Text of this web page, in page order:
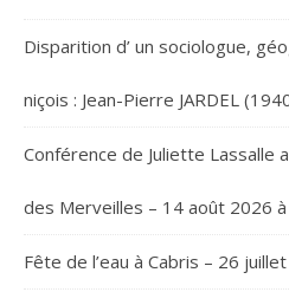
Disparition d’ un sociologue,
niçois : Jean-Pierre JARDEL
Conférence de Juliette Lassalle
des Merveilles – 14 août 2026
Fête de l’eau à Cabris – 26